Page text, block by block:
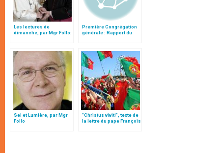
Les lectures de
dimanche, par Mgr Follo:
Première Congrégation
générale : Rapport du
Sel et Lumière, par Mgr
Follo
"Christus vivit!", texte de
la lettre du pape François